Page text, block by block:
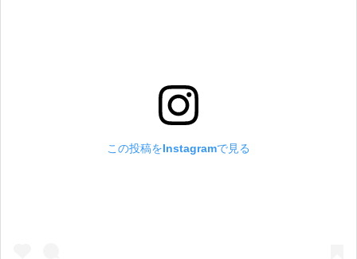
この投稿をInstagramで見る